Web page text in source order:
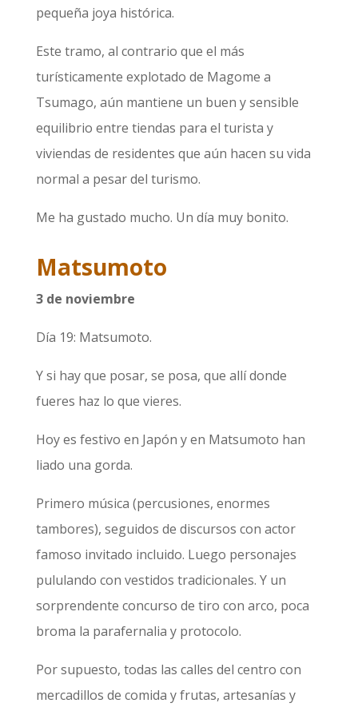
pequeña joya histórica.
Este tramo, al contrario que el más
turísticamente explotado de Magome a
Tsumago, aún mantiene un buen y sensible
equilibrio entre tiendas para el turista y
viviendas de residentes que aún hacen su vida
normal a pesar del turismo.
Me ha gustado mucho. Un día muy bonito.
Matsumoto
3 de noviembre
Día 19: Matsumoto.
Y si hay que posar, se posa, que allí donde
fueres haz lo que vieres.
Hoy es festivo en Japón y en Matsumoto han
liado una gorda.
Primero música (percusiones, enormes
tambores), seguidos de discursos con actor
famoso invitado incluido. Luego personajes
pululando con vestidos tradicionales. Y un
sorprendente concurso de tiro con arco, poca
broma la parafernalia y protocolo.
Por supuesto, todas las calles del centro con
mercadillos de comida y frutas, artesanías y